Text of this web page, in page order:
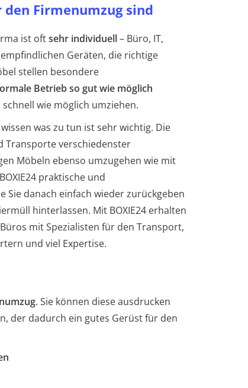
Firmenumzug sind
ist oftsehr individuell– Büro, IT,
Geräten, die richtige
stellen besondere
Betrieb so gut wie möglich
wie möglich umziehen.
was zu tun ist sehr wichtig. Die
Transporte verschiedenster
Möbeln ebenso umzugehen wie mit
praktische und
Sie danach einfach wieder zurückgeben
hinterlassen. Mit BOXIE24 erhalten
mit Spezialisten für den Transport,
und viel Expertise.
. Sie können diese ausdrucken
der dadurch ein gutes Gerüst für den